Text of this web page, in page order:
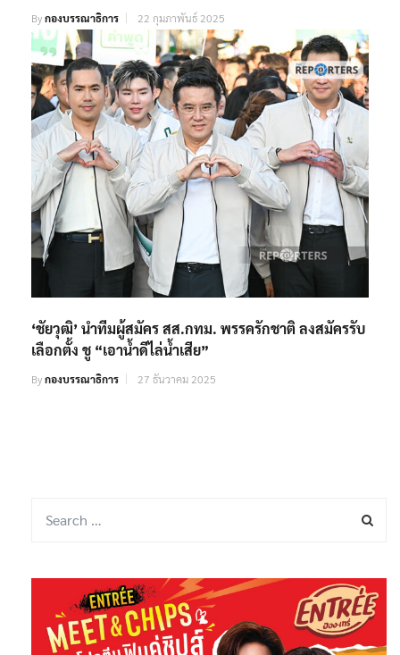
Byกองบรรณาธิการ 22 กุมภาพันธ์ 2025
‘ชัยวุฒิ’ นำทีมผู้สมัคร สส.กทม. พรรครักชาติ ลงสมัครรับ
เลือกตั้ง ชู “เอาน้ำดีไล่น้ำเสีย”
Byกองบรรณาธิการ 27 ธันวาคม 2025